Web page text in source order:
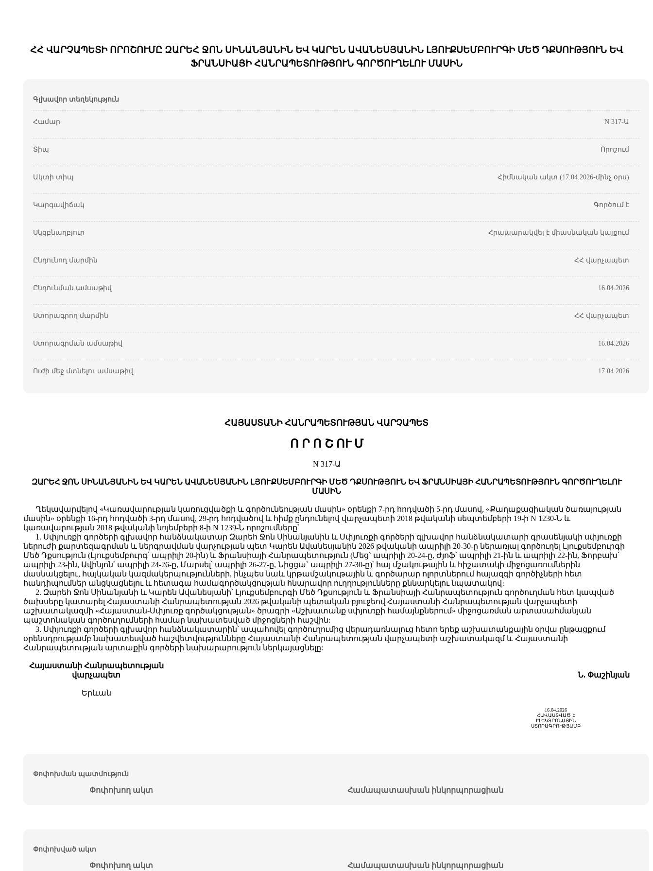
ՀՀ ՎԱՐՉԱՊԵՏԻ ՈՐՈՇՈՒՄԸ ԶԱՐԵՀ ՋՈՆ ՍԻՆԱՆՅԱՆԻՆ ԵՎ ԿԱՐԵՆ ԱՎԱՆԵՍՅԱՆԻՆ ԼՅՈՒՔՍԵՄԲՈՒՐԳԻ ՄԵԾ ԴՔՍՈՒԹՅՈՒՆ ԵՎ
ՖՐԱՆՍԻԱՅԻ ՀԱՆՐԱՊԵՏՈՒԹՅՈՒՆ ԳՈՐԾՈՒՂԵԼՈՒ ՄԱՍԻՆ
Գլխավոր տեղեկություն
Համար N 317-Ա
Տիպ Որոշում
Ակտի տիպ Հիմնական ակտ (17.04.2026-մինչ օրս)
Կարգավիճակ Գործում է
Սկզբնաղբյուր Հրապարակվել է միասնական կայքում
Ընդունող մարմին ՀՀ վարչապետ
Ընդունման ամսաթիվ 16.04.2026
Ստորագրող մարմին ՀՀ վարչապետ
Ստորագրման ամսաթիվ 16.04.2026
Ուժի մեջ մտնելու ամսաթիվ 17.04.2026
ՀԱՅԱՍՏԱՆԻ ՀԱՆՐԱՊԵՏՈՒԹՅԱՆ ՎԱՐՉԱՊԵՏ
Ո Ր Ո Շ ՈՒ Մ
N 317-Ա
ԶԱՐԵՀ ՋՈՆ ՍԻՆԱՆՅԱՆԻՆ ԵՎ ԿԱՐԵՆ ԱՎԱՆԵՍՅԱՆԻՆ ԼՅՈՒՔՍԵՄԲՈՒՐԳԻ ՄԵԾ ԴՔՍՈՒԹՅՈՒՆ ԵՎ ՖՐԱՆՍԻԱՅԻ ՀԱՆՐԱՊԵՏՈՒԹՅՈՒՆ ԳՈՐԾՈՒՂԵԼՈՒ
ՄԱՍԻՆ
Ղեկավարվելով «Կառավարության կառուցվածքի և գործունեության մասին» օրենքի 7-րդ հոդվածի 5-րդ մասով, «Քաղաքացիական ծառայության
մասին» օրենքի 16-րդ հոդվածի 3-րդ մասով, 29-րդ հոդվածով և հիմք ընդունելով վարչապետի 2018 թվականի սեպտեմբերի 19-ի N 1230-Ն և
կառավարության 2018 թվականի նոյեմբերի 8-ի N 1239-Ն որոշումները՝
1. Սփյուռքի գործերի գլխավոր հանձնակատար Զարեհ Ջոն Սինանյանին և Սփյուռքի գործերի գլխավոր հանձնակատարի գրասենյակի սփյուռքի
ներուժի քարտեզագրման և ներգրավման վարչության պետ Կարեն Ավանեսյանին 2026 թվականի ապրիլի 20-30-ը ներառյալ գործուղել Լյուքսեմբուրգի
Մեծ Դքսություն (Լյուքսեմբուրգ՝ ապրիլի 20-ին) և Ֆրանսիայի Հանրապետություն (Մեց` ապրիլի 20-24-ը, Ժյոֆ՝ ապրիլի 21-ին և ապրիլի 22-ին, Ֆորբախ՝
ապրիլի 23-ին, Ավինյոն՝ ապրիլի 24-26-ը, Մարսել՝ ապրիլի 26-27-ը, Նիցցա` ապրիլի 27-30-ը)՝ հայ մշակութային և հիշատակի միջոցառումներին
մասնակցելու, հայկական կազմակերպությունների, ինչպես նաև կրթամշակութային և գործարար ոլորտներում հայազգի գործիչների հետ
հանդիպումներ անցկացնելու և հետագա համագործակցության հնարավոր ուղղությունները քննարկելու նպատակով։
2. Զարեհ Ջոն Սինանյանի և Կարեն Ավանեսյանի՝ Լյուքսեմբուրգի Մեծ Դքսություն և Ֆրանսիայի Հանրապետություն գործուղման հետ կապված
ծախսերը կատարել Հայաստանի Հանրապետության 2026 թվականի պետական բյուջեով Հայաստանի Հանրապետության վարչապետի
աշխատակազմի «Հայաստան-Սփյուռք գործակցության» ծրագրի «Աշխատանք սփյուռքի համայնքներում» միջոցառման արտասահմանյան
պաշտոնական գործուղումների համար նախատեսված միջոցների հաշվին:
3. Սփյուռքի գործերի գլխավոր հանձնակատարին՝ ապահովել գործուղումից վերադառնալուց հետո երեք աշխատանքային օրվա ընթացքում
օրենսդրությամբ նախատեսված հաշվետվությունները Հայաստանի Հանրապետության վարչապետի աշխատակազմ և Հայաստանի
Հանրապետության արտաքին գործերի նախարարություն ներկայացնելը:
Հայաստանի Հանրապետության
վարչապետ
Ն. Փաշինյան
Երևան
16.04.2026
ՀԱՎԱՍՏՎԱԾ Է
ԷԼԵԿՏՐՈՆԱՅԻՆ
ՍՏՈՐԱԳՐՈՒԹՅԱՄԲ
Փոփոխման պատմություն
Փոփոխող ակտ Համապատասխան ինկորպորացիան
Փոփոխված ակտ
Փոփոխող ակտ Համապատասխան ինկորպորացիան